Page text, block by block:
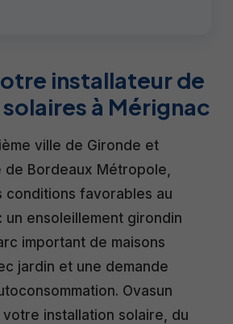
installateur de
à Mérignac
ville de Gironde et
de Bordeaux Métropole,
conditions favorables au
un ensoleillement girondin
important de maisons
jardin et une demande
Ovasun
installation solaire, du